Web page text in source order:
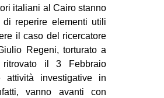
PRECARIATO
REPRESSIONE
STUDENTI
CULTURE
ARTE
italiani al Cairo stanno
di reperire elementi utili
il caso del ricercatore
Regeni, torturato a
il 3 Febbraio
attività investigative in
vanno avanti con